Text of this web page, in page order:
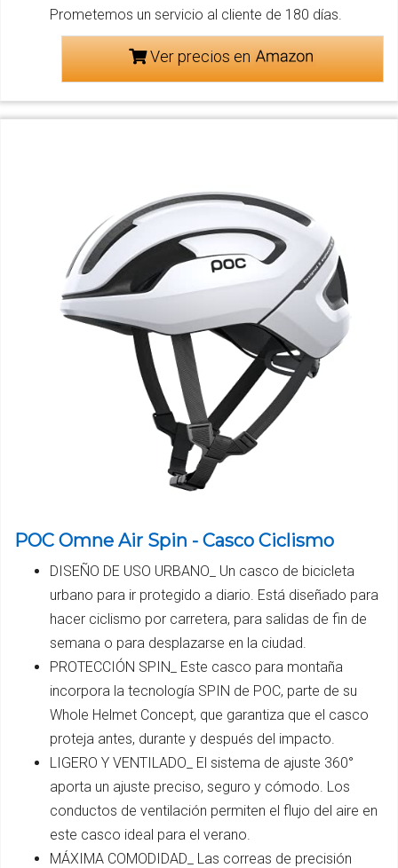
Prometemos un servicio al cliente de 180 días.
Ver precios en
POC Omne Air Spin - Casco Ciclismo
DISEÑO DE USO URBANO_ Un casco de bicicleta
urbano para ir protegido a diario. Está diseñado para
hacer ciclismo por carretera, para salidas de fin de
semana o para desplazarse en la ciudad.
PROTECCIÓN SPIN_ Este casco para montaña
incorpora la tecnología SPIN de POC, parte de su
Whole Helmet Concept, que garantiza que el casco
proteja antes, durante y después del impacto.
LIGERO Y VENTILADO_ El sistema de ajuste 360°
aporta un ajuste preciso, seguro y cómodo. Los
conductos de ventilación permiten el flujo del aire en
este casco ideal para el verano.
MÁXIMA COMODIDAD_ Las correas de precisión